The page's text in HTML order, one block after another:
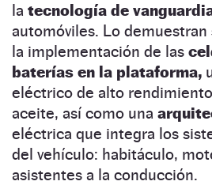
la tecnología de
automóviles. Lo demuestran
la implementación de las
baterías en la plataforma,
eléctrico de alto
aceite, así como una
eléctrica que integra los
del vehículo: habitáculo,
asistentes a la conducción.